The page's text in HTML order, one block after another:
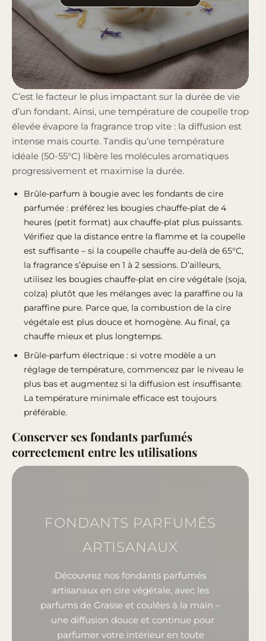
C’est le facteur le plus impactant sur la durée de vie
d’un fondant. Ainsi, une température de coupelle trop
élevée évapore la fragrance trop vite : la diffusion est
intense mais courte. Tandis qu’une température
idéale (50-55°C) libère les molécules aromatiques
progressivement et maximise la durée.
Brûle-parfum à bougie avec les fondants de cire
parfumée : préférez les bougies chauffe-plat de 4
heures (petit format) aux chauffe-plat plus puissants.
Vérifiez que la distance entre la flamme et la coupelle
est suffisante – si la coupelle chauffe au-delà de 65°C,
la fragrance s’épuise en 1 à 2 sessions. D’ailleurs,
utilisez les bougies chauffe-plat en cire végétale (soja,
colza) plutôt que les mélanges avec la paraffine ou la
paraffine pure. Parce que, la combustion de la cire
végétale est plus douce et homogène. Au final, ça
chauffe mieux et plus longtemps.
Brûle-parfum électrique : si votre modèle a un
réglage de température, commencez par le niveau le
plus bas et augmentez si la diffusion est insuffisante.
La température minimale efficace est toujours
préférable.
Conserver ses fondants parfumés
correctement entre les utilisations
FONDANTS PARFUMÉS
ARTISANAUX
Découvrez nos fondants parfumés
artisanaux en cire végétale, avec les
parfums de Grasse et coulées à la main –
une diffusion douce et continue pour
parfumer votre intérieur en toute